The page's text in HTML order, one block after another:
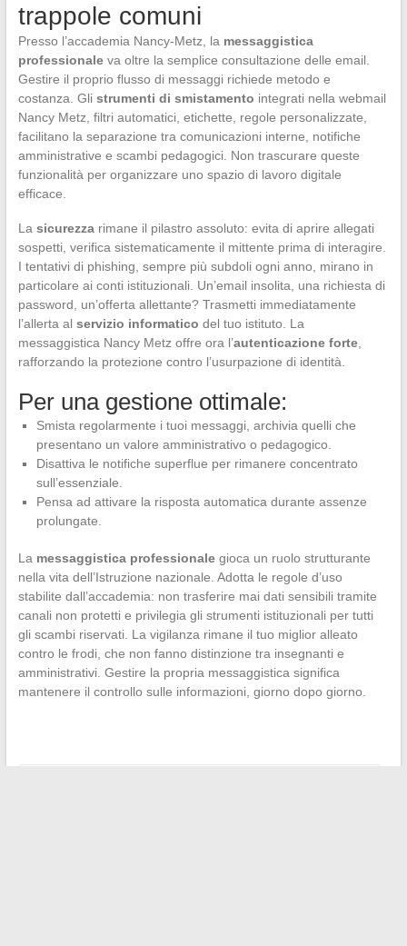
trappole comuni
Presso l’accademia Nancy-Metz, la messaggistica
professionaleva oltre la semplice consultazione delle email.
Gestire il proprio flusso di messaggi richiede metodo e
costanza. Gli strumenti di smistamento integrati nella webmail
Nancy Metz, filtri automatici, etichette, regole personalizzate,
facilitano la separazione tra comunicazioni interne, notifiche
amministrative e scambi pedagogici. Non trascurare queste
funzionalità per organizzare uno spazio di lavoro digitale
efficace.
La sicurezzarimane il pilastro assoluto: evita di aprire allegati
sospetti, verifica sistematicamente il mittente prima di interagire.
I tentativi di phishing, sempre più subdoli ogni anno, mirano in
particolare ai conti istituzionali. Un’email insolita, una richiesta di
password, un’offerta allettante? Trasmetti immediatamente
l’allerta al servizio informatico del tuo istituto. La
messaggistica Nancy Metz offre ora l’autenticazione forte,
rafforzando la protezione contro l’usurpazione di identità.
Per una gestione ottimale:
Smista regolarmente i tuoi messaggi, archivia quelli che
presentano un valore amministrativo o pedagogico.
Disattiva le notifiche superflue per rimanere concentrato
sull’essenziale.
Pensa ad attivare la risposta automatica durante assenze
prolungate.
La messaggistica professionalegioca un ruolo strutturante
nella vita dell’Istruzione nazionale. Adotta le regole d’uso
stabilite dall’accademia: non trasferire mai dati sensibili tramite
canali non protetti e privilegia gli strumenti istituzionali per tutti
gli scambi riservati. La vigilanza rimane il tuo miglior alleato
contro le frodi, che non fanno distinzione tra insegnanti e
amministrativi. Gestire la propria messaggistica significa
mantenere il controllo sulle informazioni, giorno dopo giorno.